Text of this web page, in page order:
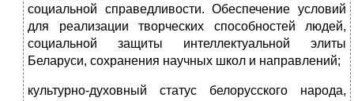
социальной справедливости. Обеспечение условий
для реализации творческих способностей людей,
социальной защиты интеллектуальной элиты
Беларуси, сохранения научных школ и направлений;
культурно-духовный статус белорусского народа,